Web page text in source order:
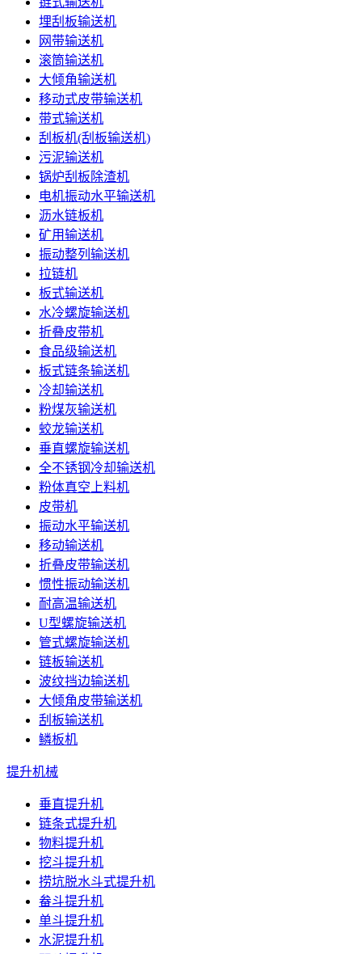
埋刮板输送机
网带输送机
滚筒输送机
大倾角输送机
移动式皮带输送机
带式输送机
刮板机(刮板输送机)
污泥输送机
锅炉刮板除渣机
电机振动水平输送机
沥水链板机
矿用输送机
振动整列输送机
拉链机
板式输送机
水冷螺旋输送机
折叠皮带机
食品级输送机
板式链条输送机
冷却输送机
粉煤灰输送机
蛟龙输送机
垂直螺旋输送机
全不锈钢冷却输送机
粉体真空上料机
皮带机
振动水平输送机
移动输送机
折叠皮带输送机
惯性振动输送机
耐高温输送机
U型螺旋输送机
管式螺旋输送机
链板输送机
波纹挡边输送机
大倾角皮带输送机
刮板输送机
鳞板机
提升机械
垂直提升机
链条式提升机
物料提升机
挖斗提升机
捞坑脱水斗式提升机
畚斗提升机
单斗提升机
水泥提升机